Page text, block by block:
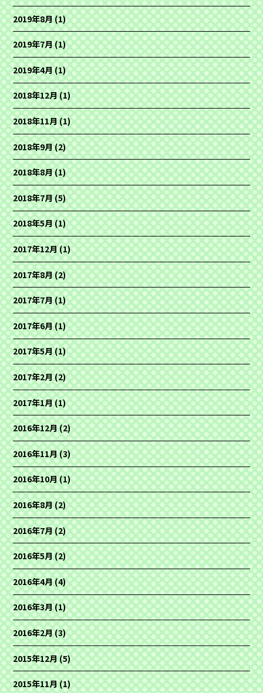
2019年8月(1)
2019年7月(1)
2019年4月(1)
2018年12月(1)
2018年11月(1)
2018年9月(2)
2018年8月(1)
2018年7月(5)
2018年5月(1)
2017年12月(1)
2017年8月(2)
2017年7月(1)
2017年6月(1)
2017年5月(1)
2017年2月(2)
2017年1月(1)
2016年12月(2)
2016年11月(3)
2016年10月(1)
2016年8月(2)
2016年7月(2)
2016年5月(2)
2016年4月(4)
2016年3月(1)
2016年2月(3)
2015年12月(5)
2015年11月(1)